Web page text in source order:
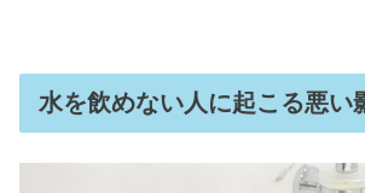
水を飲めない人に起こる悪い